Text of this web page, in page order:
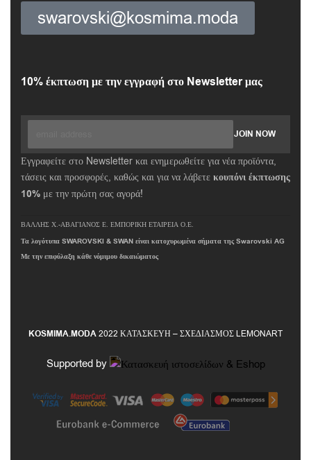
swarovski@kosmima.moda
10% έκπτωση με την εγγραφή στο Newsletter μας
Εγγραφείτε στο Newsletter και ενημερωθείτε για νέα προϊόντα,
τάσεις και προσφορές, καθώς και για να λάβετε κουπόνι έκπτωσης
10% με την πρώτη σας αγορά!
ΒΑΛΛΗΣ Χ.-ΑΒΑΓΙΑΝΟΣ Ε. ΕΜΠΟΡΙΚΗ ΕΤΑΙΡΕΙΑ Ο.Ε.
Τα λογότυπα SWAROVSKI & SWAN είναι κατοχυρωμένα σήματα της Swarovski AG
Με την επιφύλαξη κάθε νόμιμου δικαιώματος
KOSMIMA.MODA2022 ΚΑΤΑΣΚΕΥΗ – ΣΧΕΔΙΑΣΜΟΣ LEMONART
Supported by